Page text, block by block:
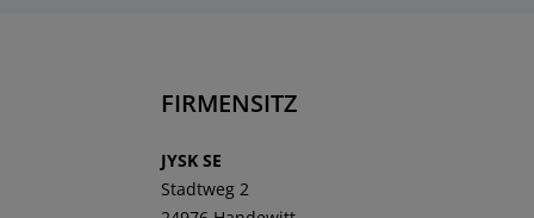
FIRMENSITZ
JYSK SE
Stadtweg 2